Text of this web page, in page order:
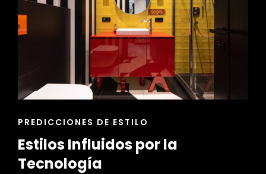
ENLACES
LAS
CATEGORÍAS
PREDICCIONES DE ESTILO
Estilos Influidos por la
Tecnología